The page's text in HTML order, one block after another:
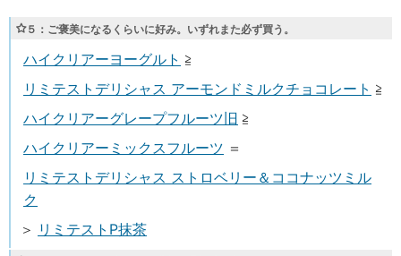
５ ：ご褒美になるくらいに好み。いずれまた必ず買う。
ハイクリアーヨーグルト ≧
リミテストデリシャス アーモンドミルクチョコレート ≧
ハイクリアーグレープフルーツ旧 ≧
ハイクリアーミックスフルーツ ＝
リミテストデリシャス ストロベリー＆ココナッツミル
ク
＞ リミテストP抹茶